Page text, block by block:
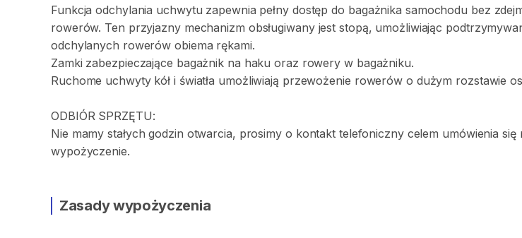
Funkcja odchylania uchwytu zapewnia pełny dostęp do bagażnika samochodu bez
rowerów. Ten przyjazny mechanizm obsługiwany jest stopą​,​ umożliwiając
odchylanych rowerów obiema rękami.
Zamki zabezpieczające bagażnik na haku oraz rowery w bagażniku.
Ruchome uchwyty kół i światła umożliwiają przewożenie rowerów o dużym rozstawie
ODBIÓR SPRZĘTU:
Nie mamy stałych godzin otwarcia​,​ prosimy o kontakt telefoniczny celem umówienia się
wypożyczenie.
Zasady wypożyczenia